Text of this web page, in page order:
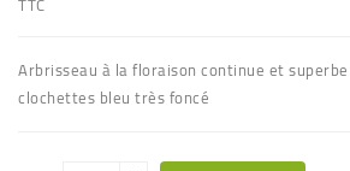
Arbrisseau à la floraison continue et
clochettes bleu très foncé